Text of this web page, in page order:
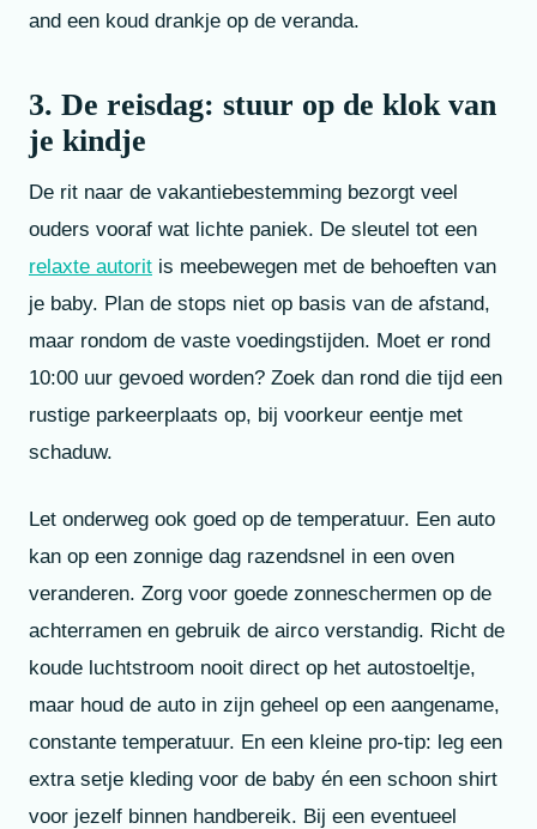
and een koud drankje op de veranda.
3. De reisdag: stuur op de klok van
je kindje
De rit naar de vakantiebestemming bezorgt veel
ouders vooraf wat lichte paniek. De sleutel tot een
relaxte autorit is meebewegen met de behoeften van
je baby. Plan de stops niet op basis van de afstand,
maar rondom de vaste voedingstijden. Moet er rond
10:00 uur gevoed worden? Zoek dan rond die tijd een
rustige parkeerplaats op, bij voorkeur eentje met
schaduw.
Let onderweg ook goed op de temperatuur. Een auto
kan op een zonnige dag razendsnel in een oven
veranderen. Zorg voor goede zonneschermen op de
achterramen en gebruik de airco verstandig. Richt de
koude luchtstroom nooit direct op het autostoeltje,
maar houd de auto in zijn geheel op een aangename,
constante temperatuur. En een kleine pro-tip: leg een
extra setje kleding voor de baby én een schoon shirt
voor jezelf binnen handbereik. Bij een eventueel